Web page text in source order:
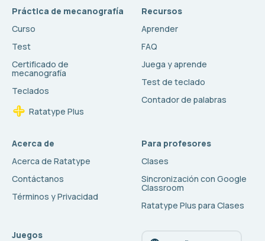
Práctica de mecanografía
Curso
Test
Certificado de
mecanografía
Teclados
Ratatype Plus
Recursos
Aprender
FAQ
Juega y aprende
Test de teclado
Contador de palabras
Acerca de
Acerca de Ratatype
Contáctanos
Términos y Privacidad
Para profesores
Clases
Sincronización con Google
Classroom
Ratatype Plus para Clases
Juegos